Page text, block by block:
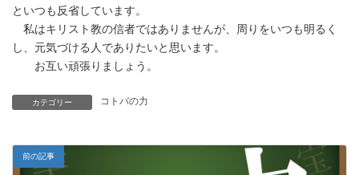
といつも反省しています。
私はキリスト教の信者ではありませんが、周りをいつも明るく
し、元気づける人でありたいと思います。
お互い頑張りましょう。
カテゴリー コトバの力
前の記事